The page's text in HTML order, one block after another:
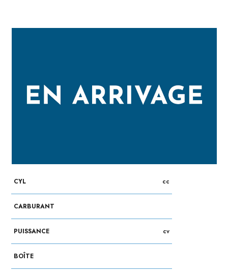
CYL cc
CARBURANT
PUISSANCE cv
BOÎTE